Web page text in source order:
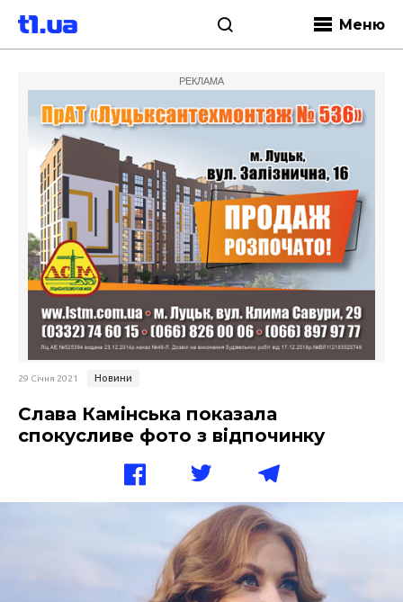
Меню
РЕКЛАМА
29 Січня 2021 Новини
Слава Камінська показала
спокусливе фото з відпочинку